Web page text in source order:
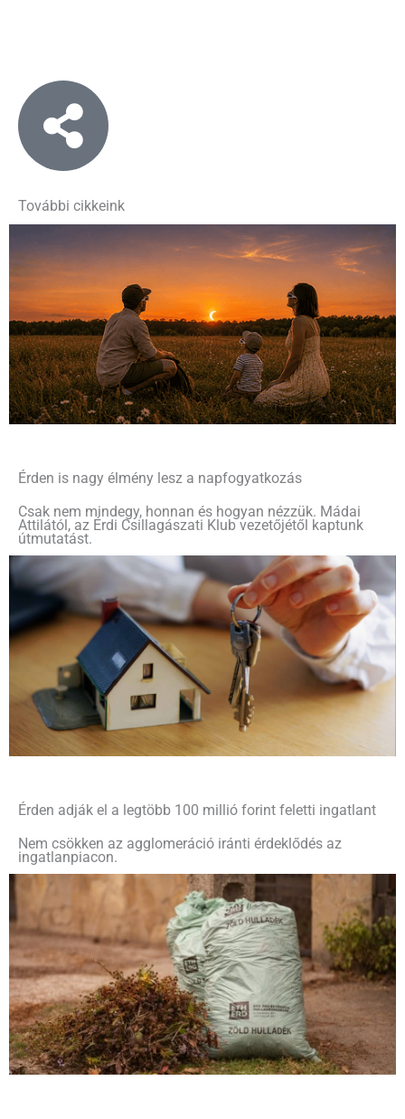
További cikkeink
Érden is nagy élmény lesz a napfogyatkozás
Csak nem mindegy, honnan és hogyan nézzük. Mádai
Attilától, az Érdi Csillagászati Klub vezetőjétől kaptunk
útmutatást.
Érden adják el a legtöbb 100 millió forint feletti ingatlant
Nem csökken az agglomeráció iránti érdeklődés az
ingatlanpiacon.